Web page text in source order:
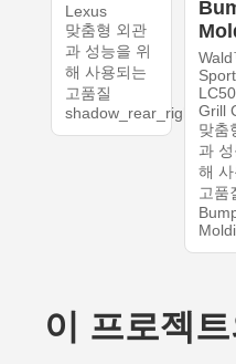
Lexus
맞춤형 외관
과 성능을 위
해 사용되는
고품질
shadow_rear_right.Grill
맞춤
과
해
고품
이 프로젝